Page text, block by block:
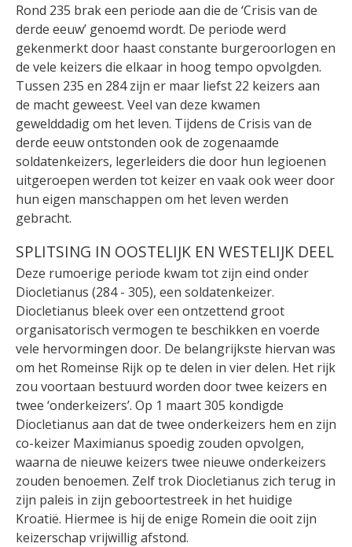
Rond 235 brak een periode aan die de ‘Crisis van de
derde eeuw’ genoemd wordt. De periode werd
gekenmerkt door haast constante burgeroorlogen en
de vele keizers die elkaar in hoog tempo opvolgden.
Tussen 235 en 284 zijn er maar liefst 22 keizers aan
de macht geweest. Veel van deze kwamen
gewelddadig om het leven. Tijdens de Crisis van de
derde eeuw ontstonden ook de zogenaamde
soldatenkeizers, legerleiders die door hun legioenen
uitgeroepen werden tot keizer en vaak ook weer door
hun eigen manschappen om het leven werden
gebracht.
SPLITSING IN OOSTELIJK EN WESTELIJK DEEL
Deze rumoerige periode kwam tot zijn eind onder
Diocletianus (284 - 305), een soldatenkeizer.
Diocletianus bleek over een ontzettend groot
organisatorisch vermogen te beschikken en voerde
vele hervormingen door. De belangrijkste hiervan was
om het Romeinse Rijk op te delen in vier delen. Het rijk
zou voortaan bestuurd worden door twee keizers en
twee ‘onderkeizers’. Op 1 maart 305 kondigde
Diocletianus aan dat de twee onderkeizers hem en zijn
co-keizer Maximianus spoedig zouden opvolgen,
waarna de nieuwe keizers twee nieuwe onderkeizers
zouden benoemen. Zelf trok Diocletianus zich terug in
zijn paleis in zijn geboortestreek in het huidige
Kroatië. Hiermee is hij de enige Romein die ooit zijn
keizerschap vrijwillig afstond.